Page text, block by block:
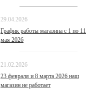
29.04.2026
График работы магазина с 1 по 11
мая 2026
21.02.2026
23 февраля и 8 марта 2026 наш
магазин не работает